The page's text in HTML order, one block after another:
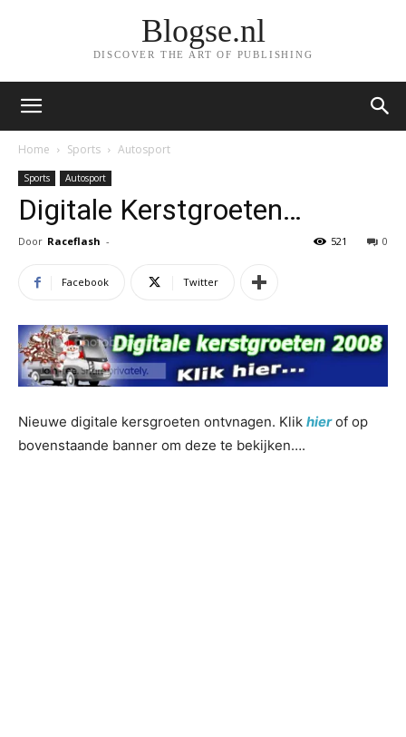
Blogse.nl
DISCOVER THE ART OF PUBLISHING
Home Sports Autosport
Sports Autosport
Digitale Kerstgroeten…
Door Raceflash - 0
521
Facebook Twitter
Nieuwe digitale kersgroeten ontvnagen. Klik hierof op
bovenstaande banner om deze te bekijken….